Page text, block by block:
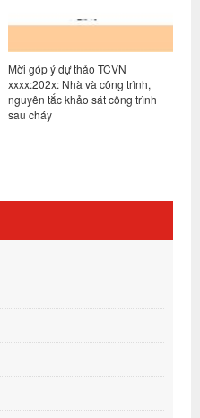
Mời góp ý dự thảo TCVN
xxxx:202x: Nhà và công trình,
nguyên tắc khảo sát công trình
sau cháy